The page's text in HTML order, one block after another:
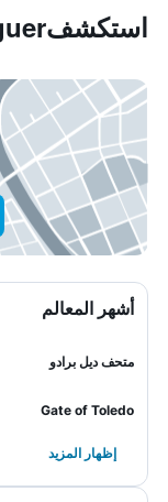
استكشفPalos de Moguer, مدريد
أشهر المعالم
متحف ديل برادو
Gate of Toledo
إظهار المزيد